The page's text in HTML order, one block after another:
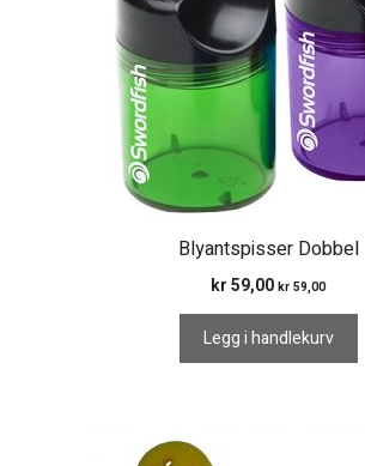
Blyantspisser Dobbel
kr 59,00 kr 59,00
Legg i handlekurv